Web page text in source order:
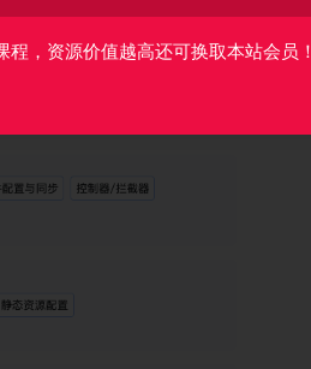
，资源价值越高还可换取本站会员！